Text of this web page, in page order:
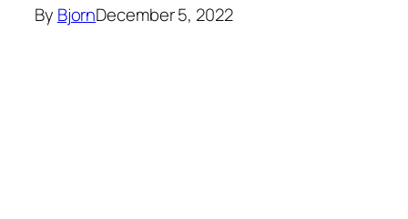
By BjornDecember 5, 2022